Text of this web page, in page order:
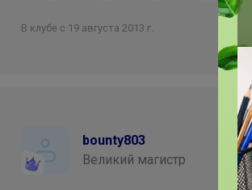
В клубе с 19 августа 2013 г.
bounty803
Великий магистр